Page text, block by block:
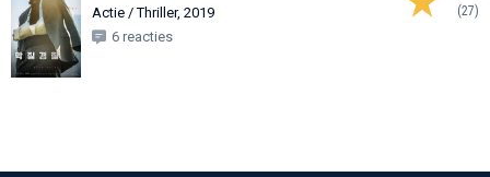
(27)
Actie / Thriller, 2019
6 reacties